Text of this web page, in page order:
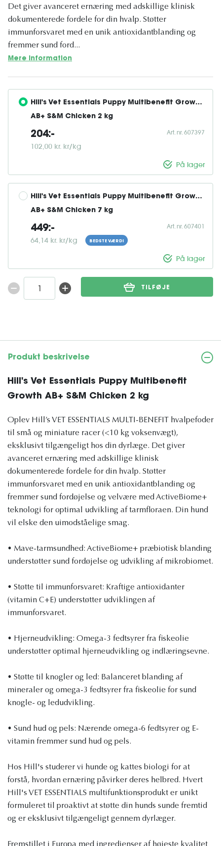
Det giver avanceret ernæring med adskillige klinisk
dokumenterede fordele for din hvalp. Støtter
immunforsvaret med en unik antioxidantblanding og
fremmer sund ford...
Mere information
Hill's Vet Essentials Puppy Multibenefit Growth
AB+ S&M Chicken 2 kg
204:-
102,00 kr. kr/kg
Art. nr. 607397
På lager
Hill's Vet Essentials Puppy Multibenefit Growth
AB+ S&M Chicken 7 kg
449:-
64,14 kr. kr/kg BEDSTE VÆRDI
Art. nr. 607401
På lager
TILFØJE
Produkt beskrivelse
Hill's Vet Essentials Puppy Multibenefit
Growth AB+ S&M Chicken 2 kg
Oplev Hill’s VET ESSENTIALS MULTI-BENEFIT hvalpefoder
til små og miniature racer (<10 kg voksenvægt),
eksklusivt tilgængeligt hos din dyrlæge. Det giver
avanceret ernæring med adskillige klinisk
dokumenterede fordele for din hvalp. Støtter
immunforsvaret med en unik antioxidantblanding og
fremmer sund fordøjelse og velvære med ActiveBiome+
teknologi for optimal udvikling af tarmfloraen. Din hund
vil elske den uimodståelige smag.
• Mave-tarmsundhed: ActiveBiome+ præbiotisk blanding
understøtter sund fordøjelse og udvikling af mikrobiomet.
• Støtte til immunforsvaret: Kraftige antioxidanter
(vitamin C+E) understøtter udviklingen af ​​
immunforsvaret.
• Hjerneudvikling: Omega-3 fedtsyrer fra fiskeolie
understøtter optimal hjerneudvikling og indlæringsevne.
• Støtte til knogler og led: Balanceret blanding af
mineraler og omega-3 fedtsyrer fra fiskeolie for sund
knogle- og ledudvikling.
• Sund hud og pels: Nærende omega-6 fedtsyrer og E-
vitamin fremmer sund hud og pels.
Hos Hill's studerer vi hunde og kattes biologi for at
forstå, hvordan ernæring påvirker deres helbred. Hvert
Hill's VET ESSENTIALS multifunktionsprodukt er unikt
formuleret til proaktivt at støtte din hunds sunde fremtid
og er eksklusivt tilgængeligt gennem dyrlæger.